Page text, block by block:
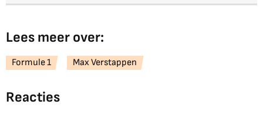
Lees meer over:
Formule 1 Max Verstappen
Reacties